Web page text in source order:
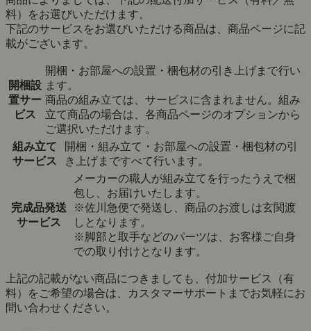
料）をお選びいただけます。
下記のサービスをお選びいただける商品は、商品ページに記
載がございます。
開梱設
置サー
ビス
開梱・お部屋への設置・梱包材の引き上げまで行い
ます。
商品の組み立ては、サービスに含まれません。組み
立て商品の場合は、各商品ページのオプションから
ご選択いただけます。
組み立て
サービス
開梱・組み立て・お部屋への設置・梱包材の引
き上げまですべて行います。
完成品発送
サービス
メーカーの職人が組み立てを行ったうえで梱
包し、お届けいたします。
※佐川急便で発送し、商品のお渡しは玄関渡
しとなります。
※脚部と取手などのパーツは、お客様ご自身
での取り付けとなります。
上記の記載がない商品につきましても、付加サービス（有
料）をご希望の場合は、カスタマーサポートまでお気軽にお
問い合わせください。